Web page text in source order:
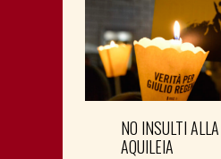
NO INSULTI
AQUILEIA